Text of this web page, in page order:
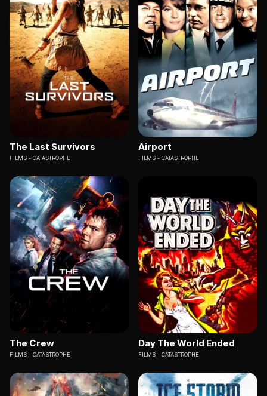
The Last Survivors
FILMS CATASTROPHE
Airport
FILMS CATASTROPHE
The Crew
FILMS CATASTROPHE
Day The World Ended
FILMS CATASTROPHE